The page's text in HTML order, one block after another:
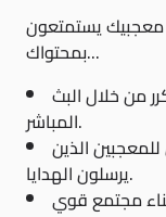
معجبيك يستمتعون
بمحتواك...
من خلال البث
المباشر.
للمعجبين الذين
يرسلون الهدايا.